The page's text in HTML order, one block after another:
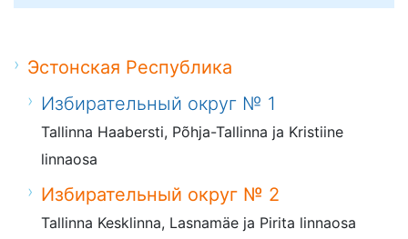
Эстонская Республика
Избирательный округ № 1
Tallinna Haabersti, Põhja-Tallinna ja Kristiine
linnaosa
Избирательный округ № 2
Tallinna Kesklinna, Lasnamäe ja Pirita linnaosa